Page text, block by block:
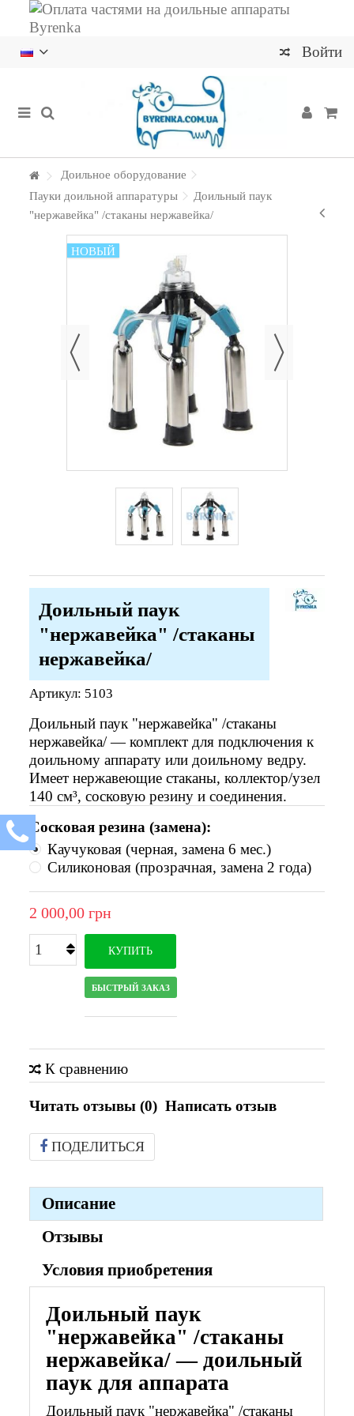
Войти
Доильное оборудование
Пауки доильной аппаратуры
Доильный паук
"нержавейка" /стаканы нержавейка/
НОВЫЙ
Доильный паук
"нержавейка" /стаканы
нержавейка/
Артикул: 5103
Доильный паук "нержавейка" /стаканы
нержавейка/ — комплект для подключения к
доильному аппарату или доильному ведру.
Имеет нержавеющие стаканы, коллектор/узел
140 см³, сосковую резину и соединения.
Сосковая резина (замена):
Каучуковая (черная, замена 6 мес.)
Силиконовая (прозрачная, замена 2 года)
2 000,00 грн
КУПИТЬ
БЫСТРЫЙ ЗАКАЗ
К сравнению
Читать отзывы (0) Написать отзыв
ПОДЕЛИТЬСЯ
Описание
Отзывы
Условия приобретения
Доильный паук
"нержавейка" /стаканы
нержавейка/ — доильный
паук для аппарата
Доильный паук "нержавейка" /стаканы